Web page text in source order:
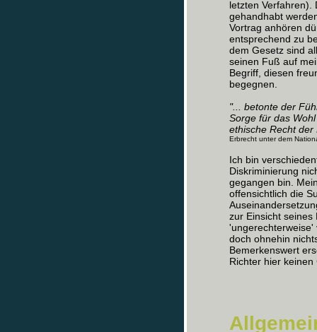
letzten Verfahren).
gehandhabt
Vortrag anhören
entsprechend zu
dem Gesetz sind
seinen Fuß auf
Begriff, diesen
begegnen.
"... betonte der
Sorge für das
ethische Recht
Erbrecht unter dem
Ich bin
Diskriminierung
gegangen bin.
offensichtlich die
zur Einsicht
doch ohnehin
Bemerkenswert
Richter hier